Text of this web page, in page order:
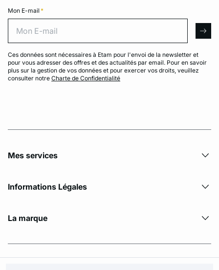
Mon E-mail *
Ces données sont nécessaires à Etam pour l'envoi de la newsletter et
pour vous adresser des offres et des actualités par email. Pour en savoir
plus sur la gestion de vos données et pour exercer vos droits, veuillez
consulter notre Charte de Confidentialité
Mes services
Informations Légales
La marque